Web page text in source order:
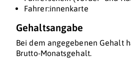
Fahrer:innenkarte
Gehaltsangabe
Bei dem angegebenen Gehalt
Brutto-Monatsgehalt.